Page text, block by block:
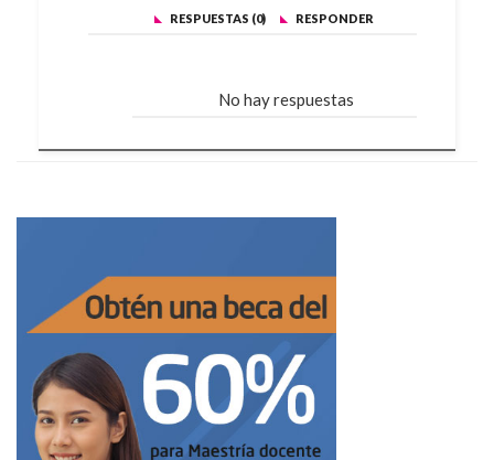
RESPUESTAS (0) RESPONDER
No hay respuestas